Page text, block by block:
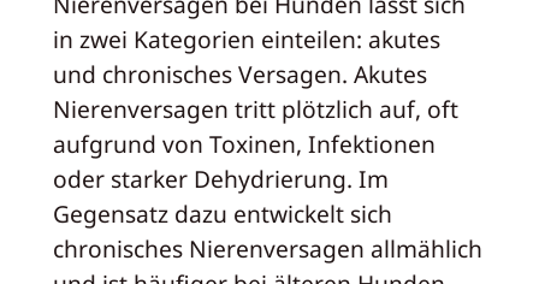
in zwei Kategorien einteilen: akutes
und chronisches Versagen. Akutes
Nierenversagen tritt plötzlich auf, oft
aufgrund von Toxinen, Infektionen
oder starker Dehydrierung. Im
Gegensatz dazu entwickelt sich
chronisches Nierenversagen allmählich